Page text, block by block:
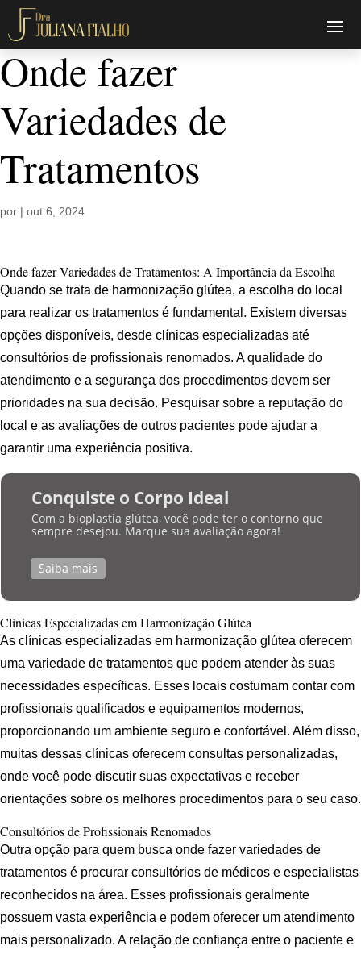
Onde fazer
Variedades de
Tratamentos
por | out 6, 2024
Onde fazer Variedades de Tratamentos: A Importância da Escolha
Quando se trata de harmonização glútea, a escolha do local
para realizar os tratamentos é fundamental. Existem diversas
opções disponíveis, desde clínicas especializadas até
consultórios de profissionais renomados. A qualidade do
atendimento e a segurança dos procedimentos devem ser
prioridades na sua decisão. Pesquisar sobre a reputação do
local e as avaliações de outros pacientes pode ajudar a
garantir uma experiência positiva.
Conquiste o Corpo Ideal
Com a bioplastia glútea, você pode ter o contorno que
sempre desejou. Marque sua avaliação agora!
Saiba mais
Clínicas Especializadas em Harmonização Glútea
As clínicas especializadas em harmonização glútea oferecem
uma variedade de tratamentos que podem atender às suas
necessidades específicas. Esses locais costumam contar com
profissionais qualificados e equipamentos modernos,
proporcionando um ambiente seguro e confortável. Além disso,
muitas dessas clínicas oferecem consultas personalizadas,
onde você pode discutir suas expectativas e receber
orientações sobre os melhores procedimentos para o seu caso.
Consultórios de Profissionais Renomados
Outra opção para quem busca onde fazer variedades de
tratamentos é procurar consultórios de médicos e especialistas
reconhecidos na área. Esses profissionais geralmente
possuem vasta experiência e podem oferecer um atendimento
mais personalizado. A relação de confiança entre o paciente e